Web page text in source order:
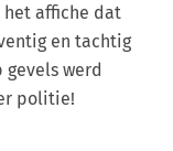
het affiche dat
en tachtig
werd
politie!